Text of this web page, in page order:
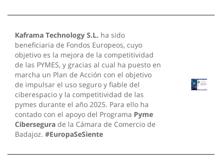
Kaframa Technology S.L. ha sido
beneficiaria de Fondos Europeos, cuyo
objetivo es la mejora de la competitividad
de las PYMES, y gracias al cual ha puesto en
marcha un Plan de Acción con el objetivo
de impulsar el uso seguro y fiable del
ciberespacio y la competitividad de las
pymes durante el año 2025. Para ello ha
contado con el apoyo del Programa Pyme
Cibersegura de la Cámara de Comercio de
Badajoz. #EuropaSeSiente